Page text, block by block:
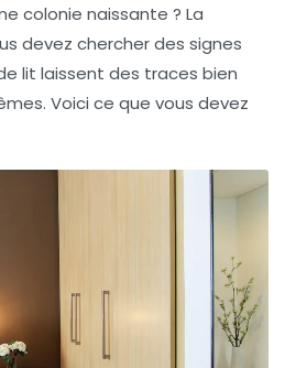
colonie naissante ? La
devez chercher des signes
lit laissent des traces bien
Voici ce que vous devez